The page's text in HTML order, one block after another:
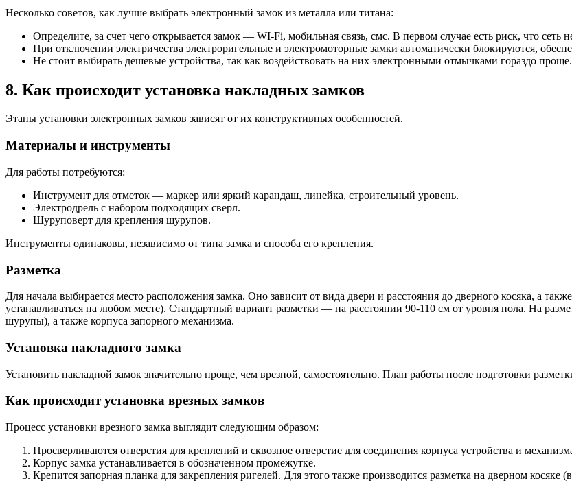
Несколько советов, как лучше выбрать электронный замок из металла или титана:
Определите, за счет чего открывается замок — WI-Fi, мобильная связь, смс. В первом случае есть риск, что
При отключении электричества электроригельные и электромоторные замки автоматически блокируются,
Не стоит выбирать дешевые устройства, так как воздействовать на них электронными отмычками гораздо проще.
8. Как происходит установка накладных замков
Этапы установки электронных замков зависят от их конструктивных особенностей.
Материалы и инструменты
Для работы потребуются:
Инструмент для отметок — маркер или яркий карандаш, линейка, строительный уровень.
Электродрель с набором подходящих сверл.
Шуруповерт для крепления шурупов.
Инструменты одинаковы, независимо от типа замка и способа его крепления.
Разметка
Для начала выбирается место расположения замка. Оно зависит от вида двери и расстояния до дверного косяка, а
устанавливаться на любом месте). Стандартный вариант разметки — на расстоянии 90-110 см от уровня пола. На
шурупы), а также корпуса запорного механизма.
Установка накладного замка
Установить накладной замок значительно проще, чем врезной, самостоятельно. План работы после подготовки
Как происходит установка врезных замков
Процесс установки врезного замка выглядит следующим образом:
Просверливаются отверстия для креплений и сквозное отверстие для соединения корпуса устройства и
Корпус замка устанавливается в обозначенном промежутке.
Крепится запорная планка для закрепления ригелей. Для этого также производится разметка на дверном косяке